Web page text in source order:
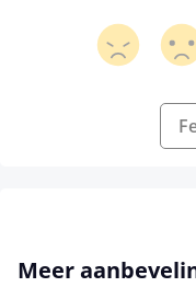
Productgalerij overslaan
Meer